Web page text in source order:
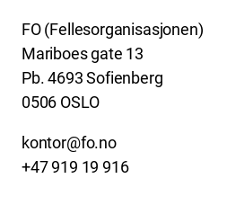
FO (Fellesorganisasjonen)
Mariboes gate 13
Pb. 4693 Sofienberg
0506 OSLO
kontor@fo.no
+47 919 19 916